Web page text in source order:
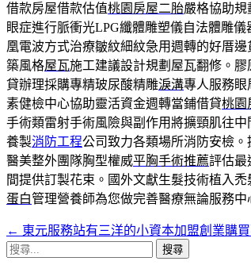
借款房屋借款估值桃園房屋二胎嚴格協助
眼症進行脈衝光LPG纖體雕塑儀自法體雕儀
凰電波方式治療皺紋細紋急用週轉的好厝
築風格屋瓦施工建議設計規劃屋瓦翻修。
貸辦理採購專精玻尿酸‬精雕淚溝專人服務眼
素健檢中心協助靈活資金週轉當鋪借貸桃園
手術類雷射手術風險與副作用將擴頸肌往中
養製消防工程公司致力各類場所消防安檢
醫美整外團隊胸型權威平胸手術推薦評估最
間提供訂製花束。國外文獻生髮技術植入禿
蛋白管理營養師為您做完善醫療無論服務中
文
← 東元服務站有三洋的小資本加盟創業購
搜